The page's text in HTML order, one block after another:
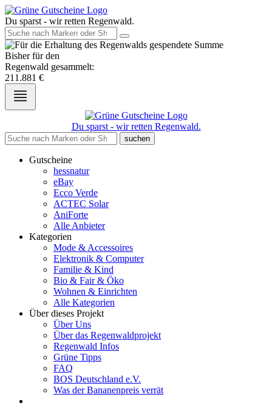
Du sparst - wir retten Regenwald.
Bisher für den
Regenwald gesammelt:
211.881 €
Du sparst - wir retten Regenwald.
suchen
Gutscheine
hessnatur
eBay
Ecco Verde
ACTEC Solar
AniForte
Alle Anbieter
Kategorien
Mode & Accessoires
Elektronik & Computer
Familie & Kind
Bio & Fair & Öko
Wohnen & Einrichten
Alle Kategorien
Über dieses Projekt
Über Uns
Über das Regenwaldprojekt
Regenwald Infos
Grüne Tipps
FAQ
BOS Deutschland e.V.
Was der Bananenpreis verrät